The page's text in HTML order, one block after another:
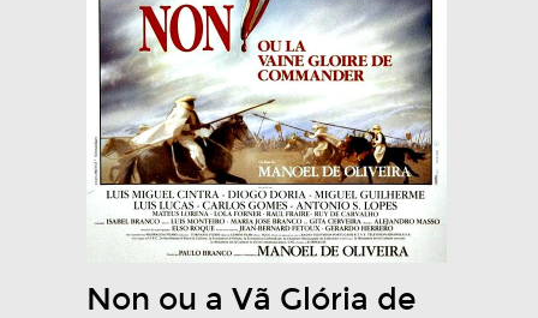
Non ou a Vã Glória de